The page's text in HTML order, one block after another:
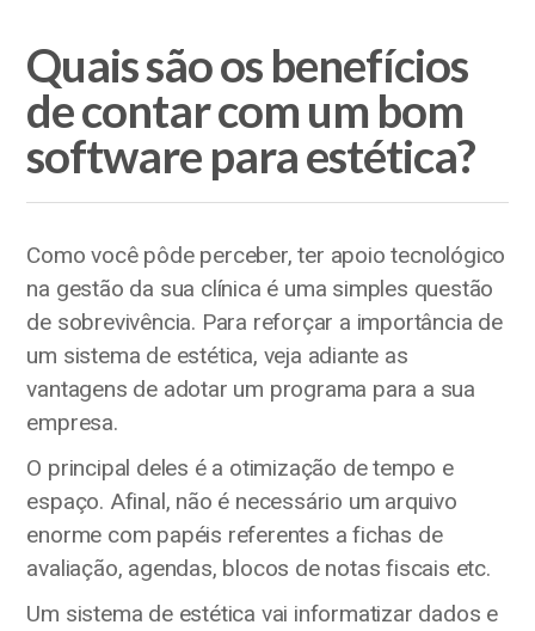
Quais são os benefícios
de contar com um bom
software para estética?
Como você pôde perceber, ter apoio tecnológico
na gestão da sua clínica é uma simples questão
de sobrevivência. Para reforçar a importância de
um sistema de estética, veja adiante as
vantagens de adotar um programa para a sua
empresa.
O principal deles é a otimização de tempo e
espaço. Afinal, não é necessário um arquivo
enorme com papéis referentes a fichas de
avaliação, agendas, blocos de notas fiscais etc.
Um sistema de estética vai informatizar dados e